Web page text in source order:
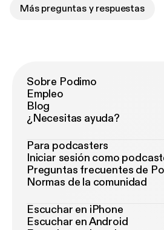
Más preguntas y respuestas
Sobre Podimo
Empleo
Blog
¿Necesitas ayuda?
Para podcasters
Iniciar sesión como
Preguntas frecuentes de
Normas de la comunidad
Escuchar en iPhone
Escuchar en Android